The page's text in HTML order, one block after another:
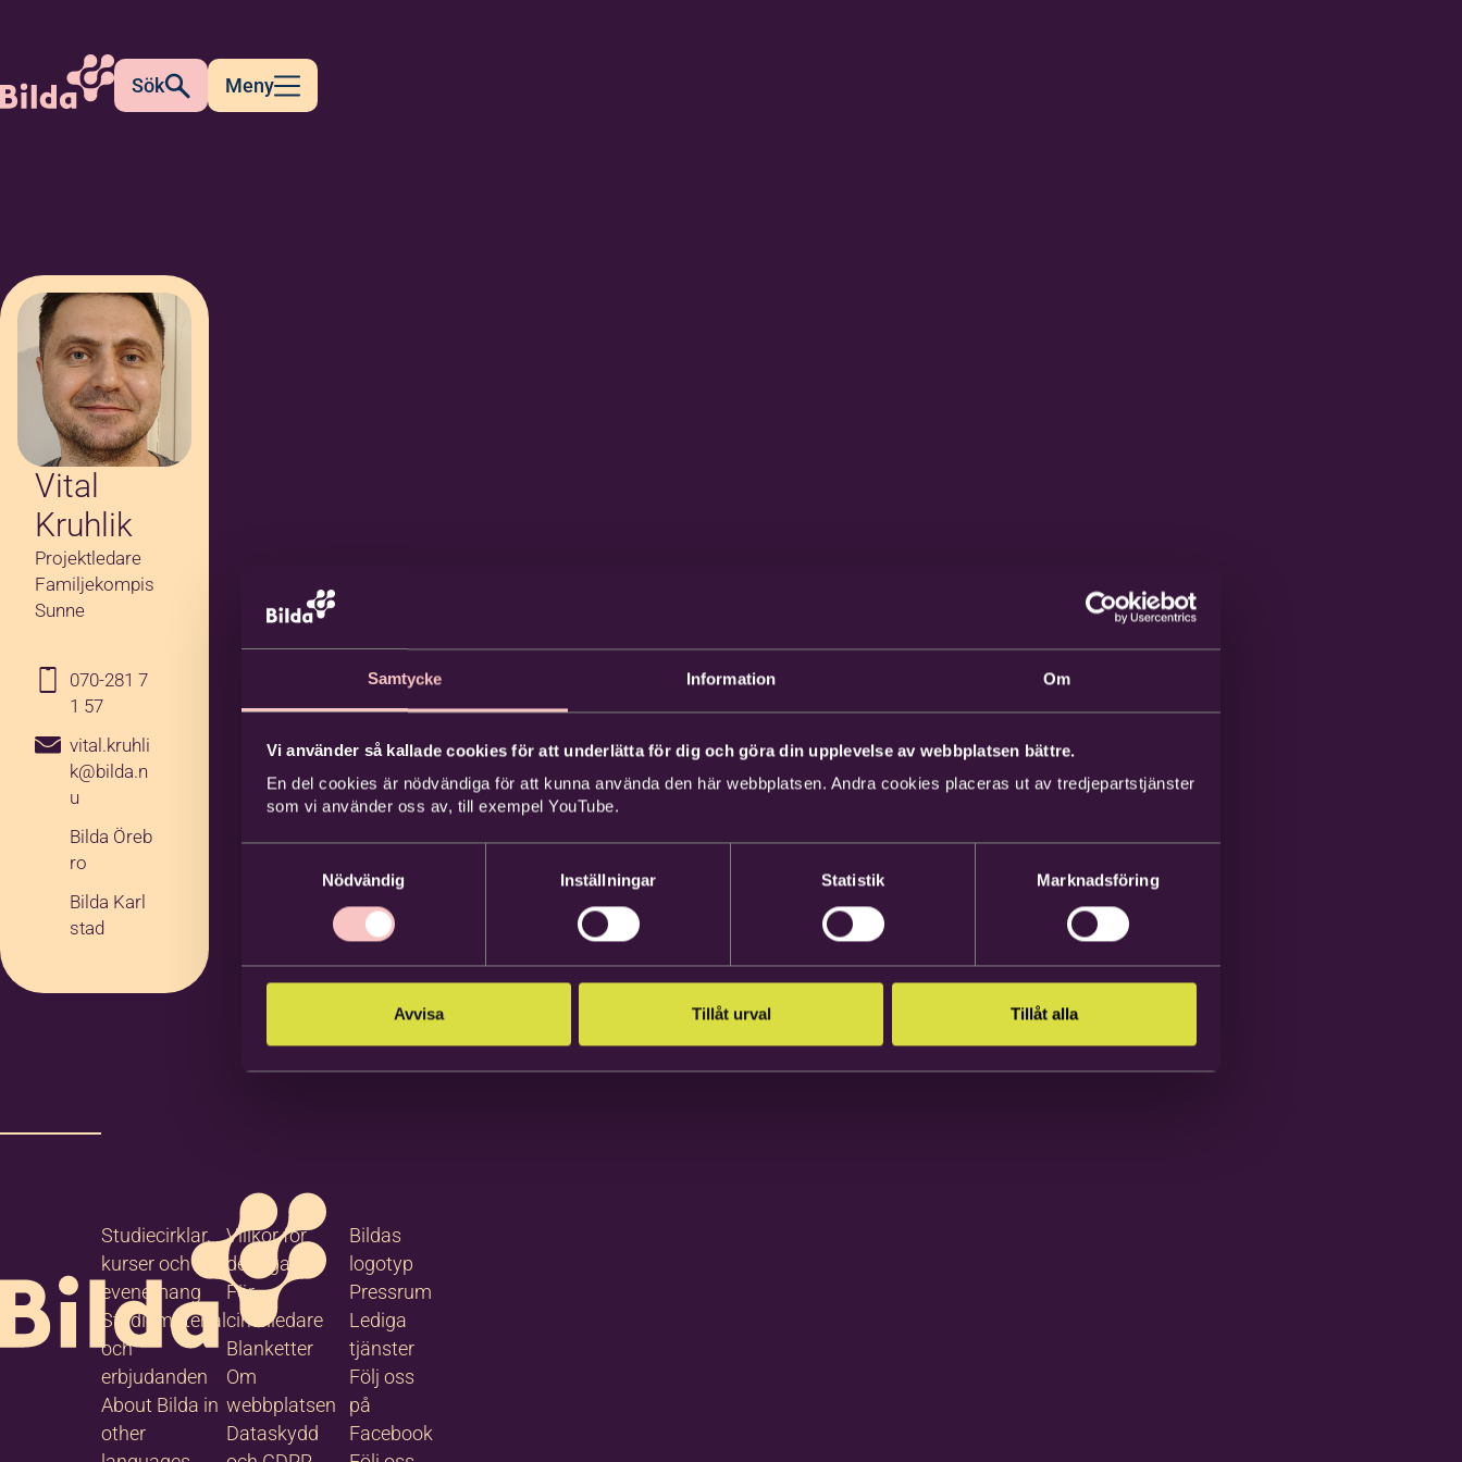
Samtycke Information Om
Vi använder så kallade cookies för att underlätta för dig och göra din upplevelse av webbplatsen bättre.
En del cookies är nödvändiga för att kunna använda den här webbplatsen. Andra cookies placeras ut av tredjepartstjänster
som vi använder oss av, till exempel YouTube.
Nödvändig
Inställningar Statistik Marknadsföring
Avvisa Tillåt urval Tillåt alla
Sök Meny
Vital
Kruhlik
Projektledare
Familjekompis
Sunne
070-281 7
1 57
vital.kruhli
k@bilda.n
u
Bilda Öreb
ro
Bilda Karl
stad
Studiecirklar,
kurser och
evenemang
Studiematerial
och
erbjudanden
About Bilda in
other
Villkor för
deltagare
För
cirkelledare
Blanketter
Om
webbplatsen
Dataskydd
Bildas
logotyp
Pressrum
Lediga
tjänster
Följ oss
på
Facebook